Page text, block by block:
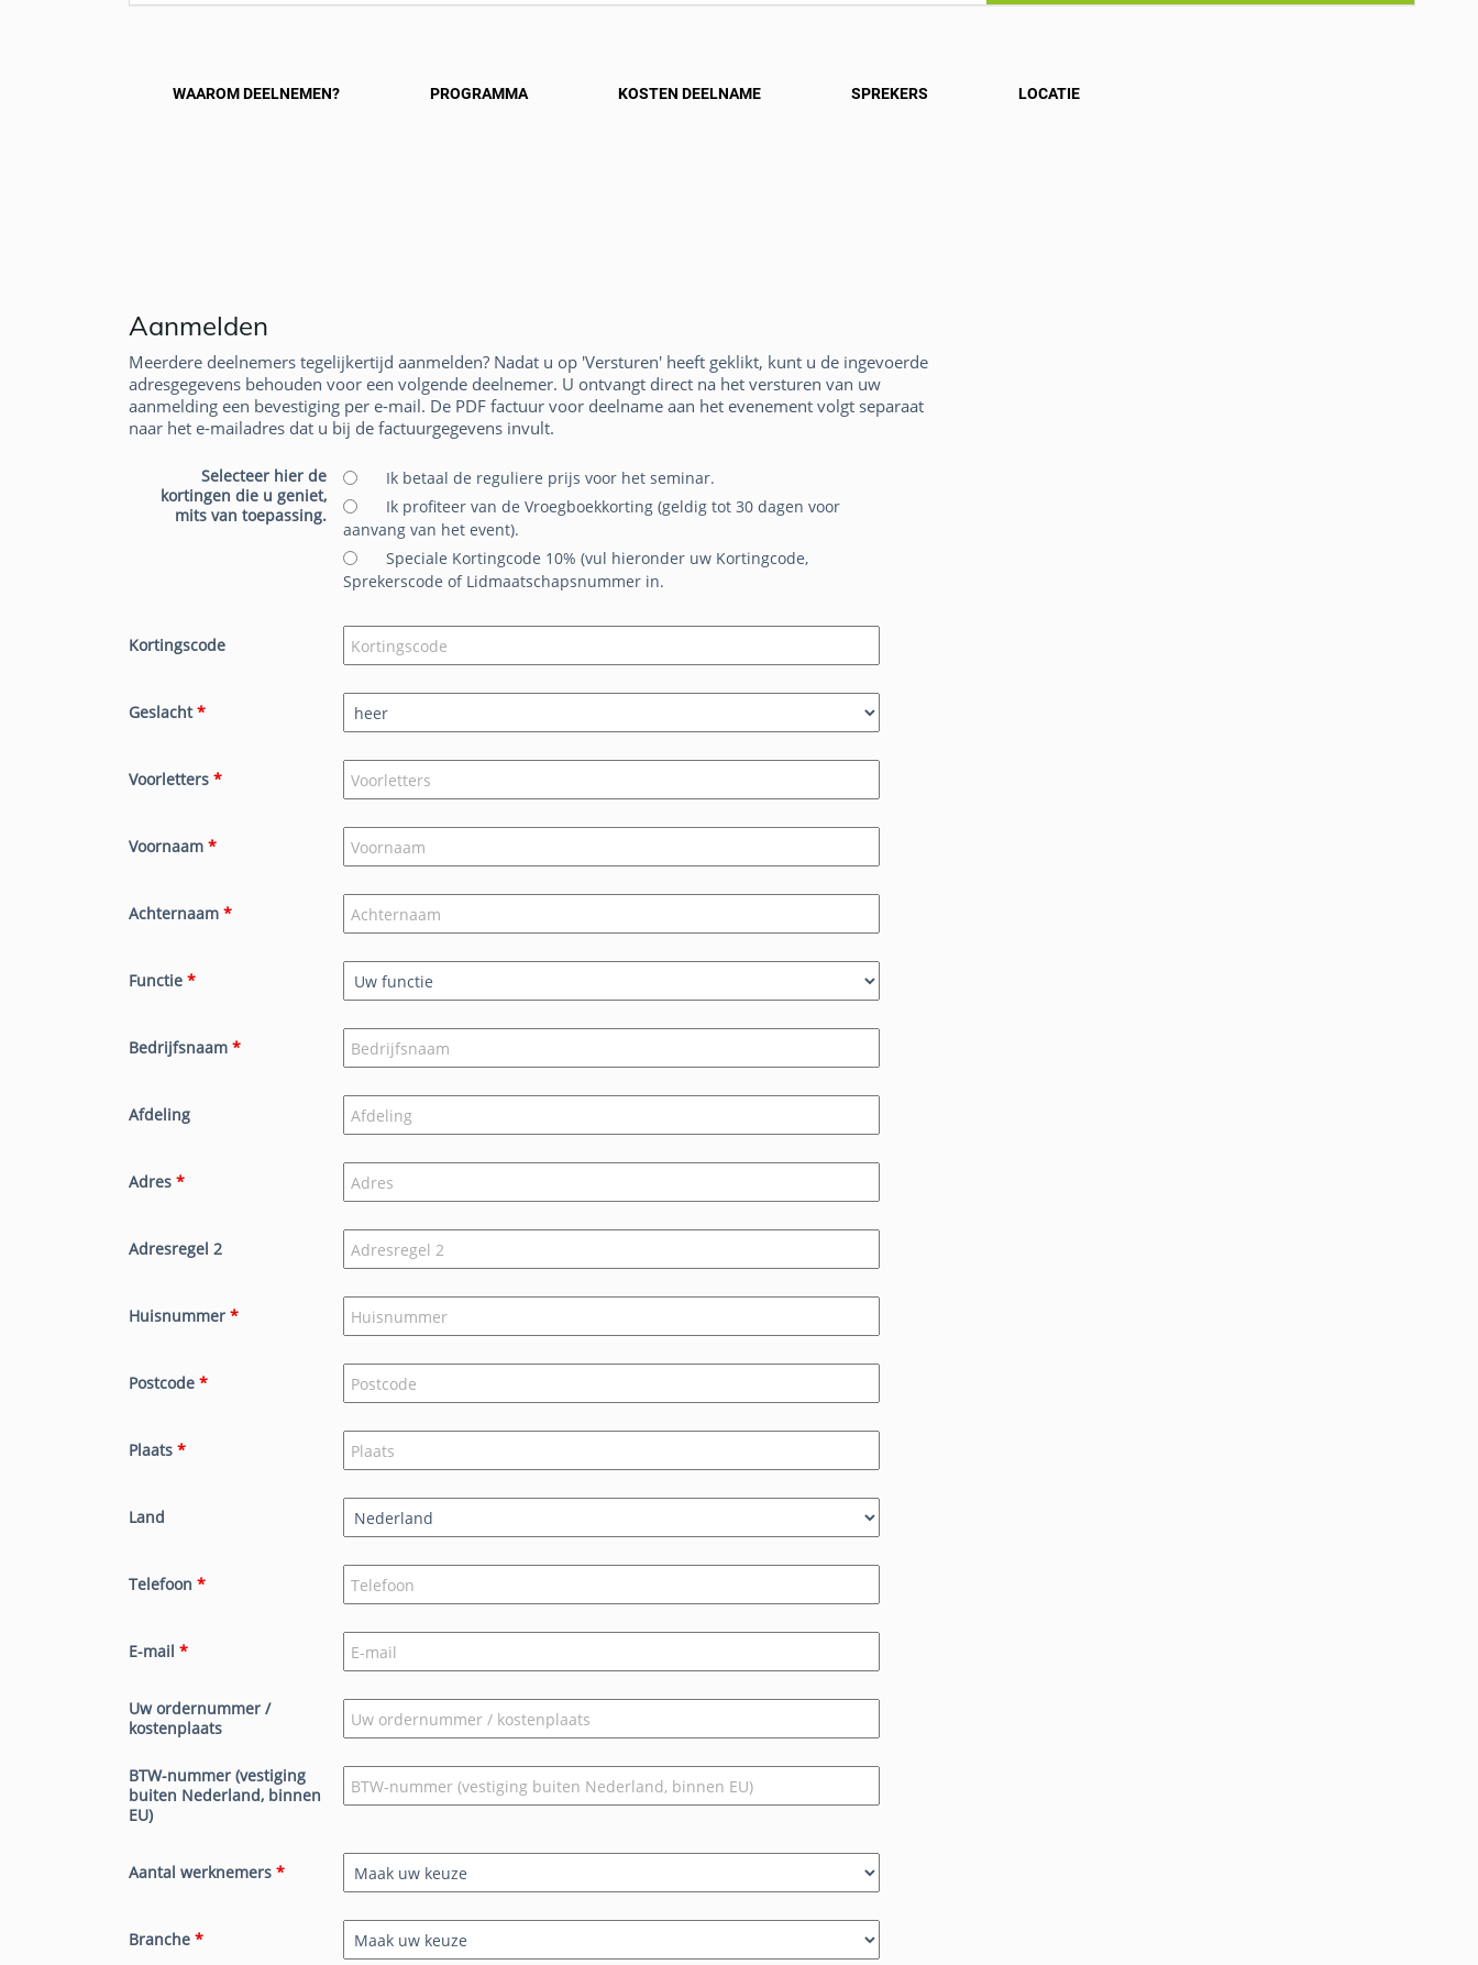
WAAROM DEELNEMEN? PROGRAMMA KOSTEN DEELNAME SPREKERS LOCATIE
Aanmelden
Meerdere deelnemers tegelijkertijd aanmelden? Nadat u op 'Versturen' heeft geklikt, kunt u de ingevoerde
adresgegevens behouden voor een volgende deelnemer. U ontvangt direct na het versturen van uw
aanmelding een bevestiging per e-mail. De PDF factuur voor deelname aan het evenement volgt separaat
naar het e-mailadres dat u bij de factuurgegevens invult.
Selecteer hier de
kortingen die u geniet,
mits van toepassing.
Ik betaal de reguliere prijs voor het seminar.
Ik profiteer van de Vroegboekkorting (geldig tot 30 dagen voor
aanvang van het event).
Speciale Kortingcode 10% (vul hieronder uw Kortingcode,
Sprekerscode of Lidmaatschapsnummer in.
Kortingscode
Geslacht*
Voorletters *
Voornaam *
Achternaam *
Functie *
Bedrijfsnaam *
Afdeling
Adres *
Adresregel 2
Huisnummer *
Postcode *
Plaats *
Land
Telefoon *
E-mail *
Uw ordernummer /
kostenplaats
BTW-nummer (vestiging
buiten Nederland, binnen
EU)
Aantal werknemers *
Branche *